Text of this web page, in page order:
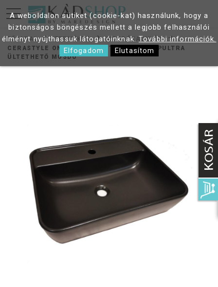
FŐOLDAL TERMÉKEK
MOSDÓKAGYLÓK
CERASTYLE ONE MATT FEKETE 55X45 CM PULTRA
ÜLTETHETŐ MOSDÓ
A weboldalon sütiket (cookie-kat) használunk, hogy a
biztonságos böngészés mellett a legjobb felhasználói
élményt nyújthassuk látogatóinknak.További információk.
Elfogadom
Elutasítom